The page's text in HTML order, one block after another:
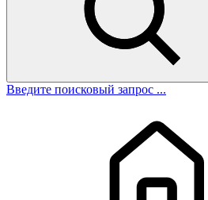
Введите поисковый запрос ...